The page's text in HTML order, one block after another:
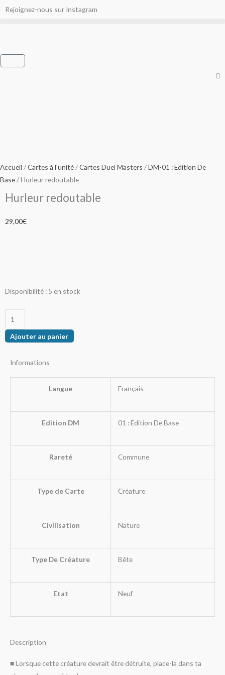
AllerRejoignez-nous sur Instagram
Panier
Accueil /Cartes à l'unité/Cartes Duel Masters /DM-01 : Edition De
Base/ Hurleur redoutable
Hurleur redoutable
29,00€
Disponibilité : 5 en stock
quantité
Hurleur
redoutable
Ajouter au panier
Informations
Langue Français
Edition DM 01 : Edition De Base
Rareté Commune
Type de Carte Créature
Civilisation Nature
Type De Créature Bête
Etat Neuf
Description
■ Lorsque cette créature devrait être détruite, place-la dans ta